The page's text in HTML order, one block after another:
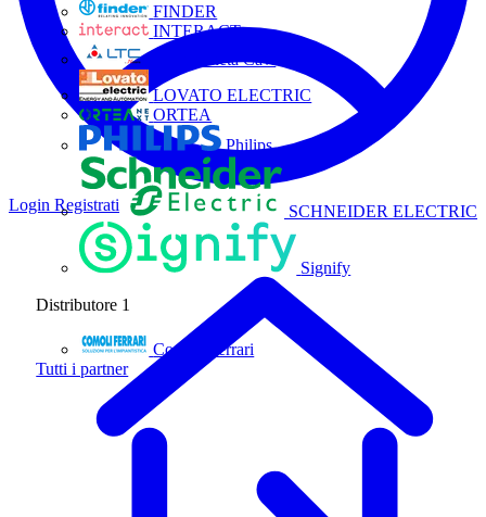
FINDER
INTERACT
La Triveneta Cavi
LOVATO ELECTRIC
ORTEA
Philips
SCHNEIDER ELECTRIC
Signify
Distributore 1
Comoli Ferrari
Tutti i partner
Login Registrati